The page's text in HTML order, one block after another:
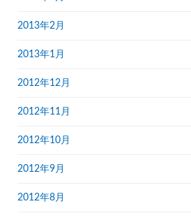
2013年2月
2013年1月
2012年12月
2012年11月
2012年10月
2012年9月
2012年8月